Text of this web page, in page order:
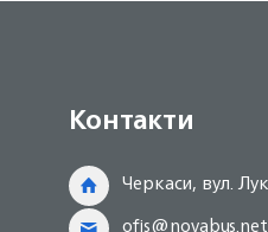
Контакти
Черкаси, вул.
ofis@novabus.net